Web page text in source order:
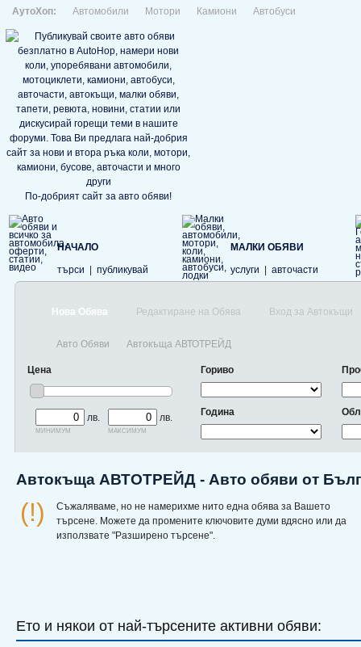
АутоХоп: Автомобили Мотори Камиони Автобуси
По-добрият сайт за авто обяви!
НАЧАЛО
търси
публикувай
МАЛКИ ОБЯВИ
услуги
авточасти
Нова Обява Редактиране на Обява Вход за Автокъщи
Авто Обяви Автокъща АВТОТРЕЙД
Цена
лв.
минимум
лв.
максимум
Гориво
Година
Автокъща АВТОТРЕЙД - Авто обяви от
(!)
Съжаляваме, но не намерихме нито една обява за Вашето
търсене. Можете да промените ключовите думи вдясно или да
използвате "Разширено търсене".
Ето и някои от най-търсените активни обяви: